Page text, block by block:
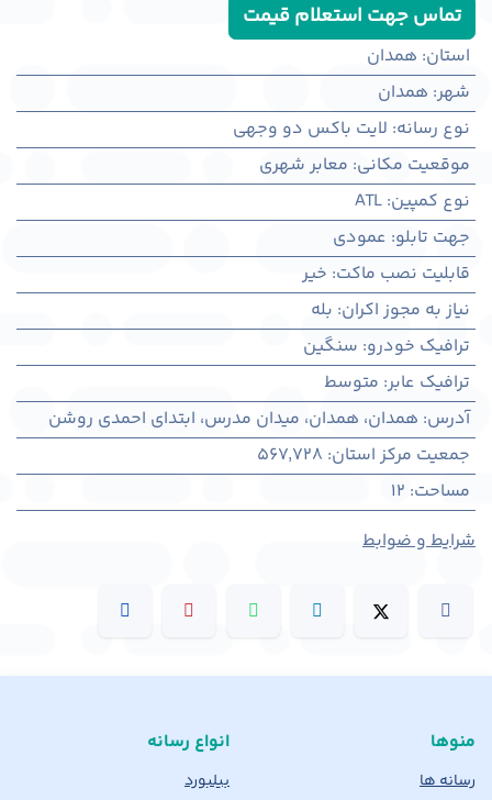
تماس جهت استعلام قیمت
استان: همدان
شهر: همدان
نوع رسانه: لایت باکس دو وجهی
موقعیت مکانی: معابر شهری
نوع کمپین:
ATL
جهت تابلو: عمودی
قابلیت نصب ماکت: خیر
نیاز به مجوز اکران: بله
ترافیک خودرو: سنگین
ترافیک عابر: متوسط
آدرس: همدان، همدان، میدان مدرس، ابتدای احمدی روشن
جمعیت مرکز استان:
567,728
مساحت:
12
شرایط و ضوابط
منوها
رسانه ها
انواع رسانه
بیلبورد